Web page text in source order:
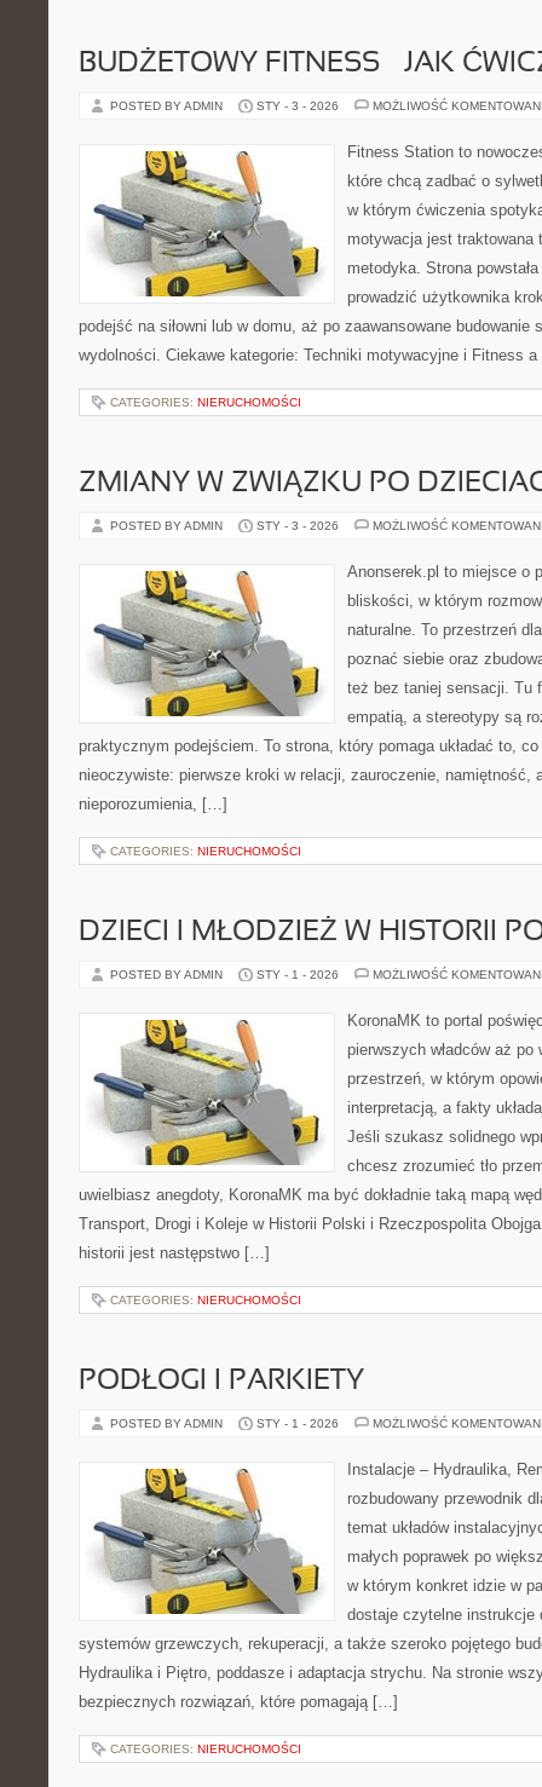
BUDŻETOWY FITNESS – JAK
POSTED BY ADMIN STY - 3 - 2026 MOŻLIWOŚĆ
Fitness Station to
które chcą zadbać o
w którym ćwiczenia
motywacja jest traktowana
metodyka. Strona
prowadzić użytkownika
podejść na siłowni lub w domu, aż po zaawansowane budowanie
wydolności. Ciekawe kategorie: Techniki motywacyjne i Fitness
CATEGORIES: NIERUCHOMOŚCI
ZMIANY W ZWIĄZKU PO
POSTED BY ADMIN STY - 3 - 2026 MOŻLIWOŚĆ
Anonserek.pl to miejsce o
bliskości, w którym
naturalne. To przestrzeń
poznać siebie oraz
też bez taniej sensacji. Tu
empatią, a stereotypy są
praktycznym podejściem. To strona, który pomaga układać to,
nieoczywiste: pierwsze kroki w relacji, zauroczenie, namiętność,
nieporozumienia, […]
CATEGORIES: NIERUCHOMOŚCI
DZIECI I MŁODZIEŻ W HISTORII
POSTED BY ADMIN STY - 1 - 2026 MOŻLIWOŚĆ
KoronaMK to portal
pierwszych władców aż po
przestrzeń, w którym
interpretacją, a fakty
Jeśli szukasz solidnego
chcesz zrozumieć tło
uwielbiasz anegdoty, KoronaMK ma być dokładnie taką mapą
Transport, Drogi i Koleje w Historii Polski i Rzeczpospolita
historii jest następstwo […]
CATEGORIES: NIERUCHOMOŚCI
PODŁOGI I PARKIETY
POSTED BY ADMIN STY - 1 - 2026 MOŻLIWOŚĆ
Instalacje – Hydraulika,
rozbudowany przewodnik
temat układów
małych poprawek po
w którym konkret idzie w
dostaje czytelne instrukcje
systemów grzewczych, rekuperacji, a także szeroko pojętego
Hydraulika i Piętro, poddasze i adaptacja strychu. Na stronie
bezpiecznych rozwiązań, które pomagają […]
CATEGORIES: NIERUCHOMOŚCI